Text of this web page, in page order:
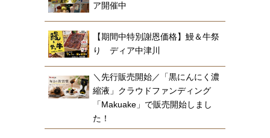
ア開催中
【期間中特別謝恩価格】鰻＆牛祭
り ディア中津川
＼先行販売開始／「黒にんにく濃
縮液」クラウドファンディング
「Makuake」で販売開始しまし
た！